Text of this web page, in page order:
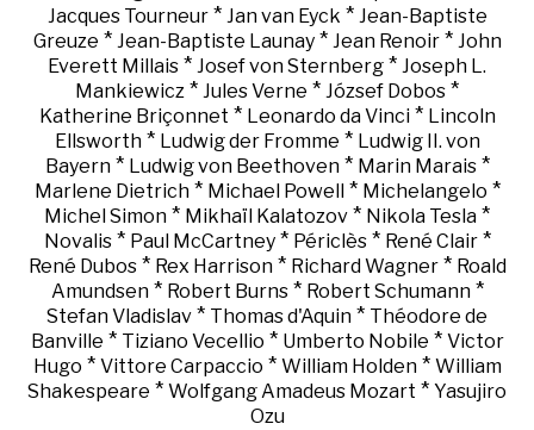
Jacques Tourneur* Jan van Eyck * Jean-Baptiste
Greuze * Jean-Baptiste Launay* Jean Renoir* John
Everett Millais * Josef von Sternberg * Joseph L.
Mankiewicz * Jules Verne * József Dobos *
Katherine Briçonnet * Leonardo da Vinci* Lincoln
Ellsworth* Ludwig der Fromme * Ludwig II. von
Bayern* Ludwig von Beethoven* Marin Marais*
Marlene Dietrich* Michael Powell * Michelangelo *
Michel Simon * Mikhaïl Kalatozov * Nikola Tesla *
Novalis* Paul McCartney* Périclès* René Clair*
René Dubos* Rex Harrison* Richard Wagner* Roald
Amundsen* Robert Burns* Robert Schumann*
Stefan Vladislav * Thomas d'Aquin * Théodore de
Banville * Tiziano Vecellio * Umberto Nobile * Victor
Hugo * Vittore Carpaccio * William Holden* William
Shakespeare * Wolfgang Amadeus Mozart * Yasujiro
Ozu